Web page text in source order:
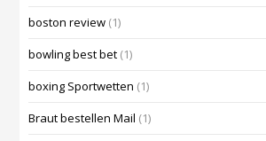
boston review (1)
bowling best bet (1)
boxing Sportwetten (1)
Braut bestellen Mail (1)